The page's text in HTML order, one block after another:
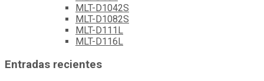
MLT-D1042S
MLT-D1082S
MLT-D111L
MLT-D116L
Entradas recientes